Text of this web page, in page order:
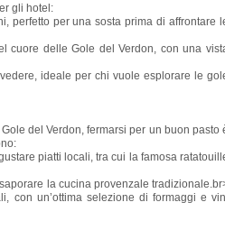
gli hotel:
perfetto per una sosta prima di affrontare
cuore delle Gole del Verdon, con una
ideale per chi vuole esplorare le
del Verdon, fermarsi per un buon pasto
piatti locali, tra cui la famosa
la cucina provenzale
con un’ottima selezione di formaggi e